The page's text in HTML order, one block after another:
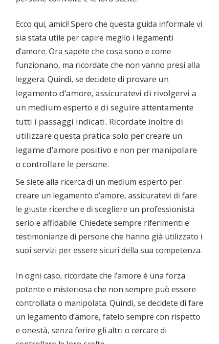
Ecco qui, amici! Spero che questa guida informale vi
sia stata utile per capire meglio i legamenti
d’amore. Ora sapete che cosa sono e come
funzionano, ma ricordate che non vanno presi alla
leggera. Quindi, se decidete di provare un
legamento d’amore, assicuratevi di rivolgervi a
un medium esperto e di seguire attentamente
tutti i passaggi indicati. Ricordate inoltre di
utilizzare questa pratica solo per creare un
legame d’amore positivo e non per manipolare
o controllare le persone.
Se siete alla ricerca di un medium esperto per
creare un legamento d’amore, assicuratevi di fare
le giuste ricerche e di scegliere un professionista
serio e affidabile. Chiedete sempre riferimenti e
testimonianze di persone che hanno già utilizzato i
suoi servizi per essere sicuri della sua competenza.
In ogni caso, ricordate che l’amore è una forza
potente e misteriosa che non sempre può essere
controllata o manipolata. Quindi, se decidete di fare
un legamento d’amore, fatelo sempre con rispetto
e onestà, senza ferire gli altri o cercare di